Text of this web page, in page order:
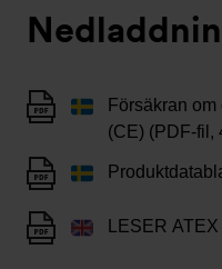
Försäkran
(CE) (PDF-fil,
LESER